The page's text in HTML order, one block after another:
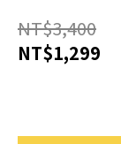
NT$3,400
NT$1,299